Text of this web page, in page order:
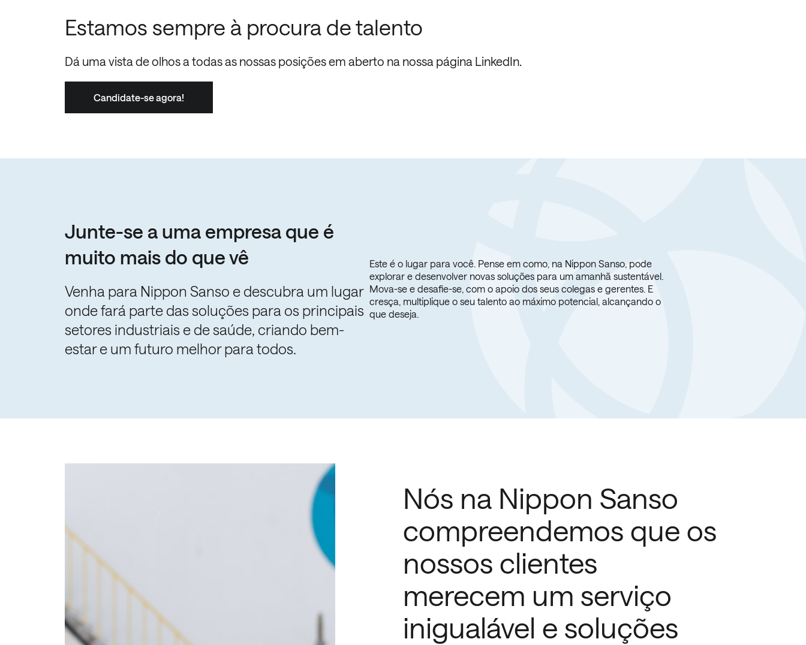
Estamos sempre à procura de talento
Dá uma vista de olhos a todas as nossas posições em aberto na nossa página LinkedIn.
Candidate-se agora!
Junte-se a uma empresa que é
muito mais do que vê
Venha para Nippon Sanso e descubra um lugar
onde fará parte das soluções para os principais
setores industriais e de saúde, criando bem-
estar e um futuro melhor para todos.
Este é o lugar para você. Pense em como, na Nippon Sanso, pode
explorar e desenvolver novas soluções para um amanhã sustentável.
Mova-se e desafie-se, com o apoio dos seus colegas e gerentes. E
cresça, multiplique o seu talento ao máximo potencial, alcançando o
que deseja.
Nós na Nippon Sanso
compreendemos que os
nossos clientes
merecem um serviço
inigualável e soluções